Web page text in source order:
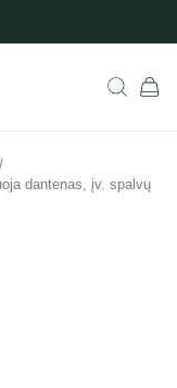
/
dantenas, įv. spalvų